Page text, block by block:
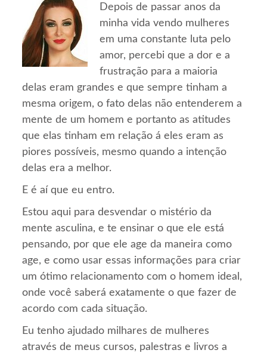
Depois de passar anos da
minha vida vendo mulheres
em uma constante luta pelo
amor, percebi que a dor e a
frustração para a maioria
delas eram grandes e que sempre tinham a
mesma origem, o fato delas não entenderem a
mente de um homem e portanto as atitudes
que elas tinham em relação á eles eram as
piores possíveis, mesmo quando a intenção
delas era a melhor.
E é aí que eu entro.
Estou aqui para desvendar o mistério da
mente asculina, e te ensinar o que ele está
pensando, por que ele age da maneira como
age, e como usar essas informações para criar
um ótimo relacionamento com o homem ideal,
onde você saberá exatamente o que fazer de
acordo com cada situação.
Eu tenho ajudado milhares de mulheres
através de meus cursos, palestras e livros a